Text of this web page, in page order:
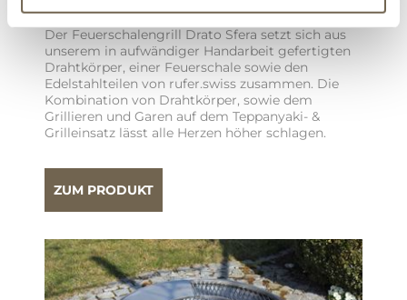
Der Feuerschalengrill Drato Sfera setzt sich aus
unserem in aufwändiger Handarbeit gefertigten
Drahtkörper, einer Feuerschale sowie den
Edelstahlteilen von rufer.swiss zusammen. Die
Kombination von Drahtkörper, sowie dem
Grillieren und Garen auf dem Teppanyaki- &
Grilleinsatz lässt alle Herzen höher schlagen.
ZUM PRODUKT